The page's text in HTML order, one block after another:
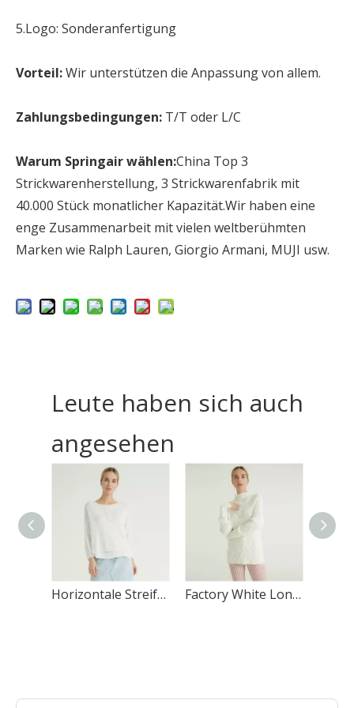
5.Logo: Sonderanfertigung
Vorteil:Wir unterstützen die Anpassung von allem.
Zahlungsbedingungen: T/T oder L/C
Warum Springair wählen:China Top 3
Strickwarenherstellung, 3 Strickwarenfabrik mit
40.000 Stück monatlicher Kapazität.Wir haben eine
enge Zusammenarbeit mit vielen weltberühmten
Marken wie Ralph Lauren, Giorgio Armani, MUJI usw.
Leute haben sich auch
angesehen
Horizontale Streifen, helle Farbe, gestrickter Damen-Pullover Factory White Long Sleeve High Collar Rib Chunky Damen Pullover für Frauen